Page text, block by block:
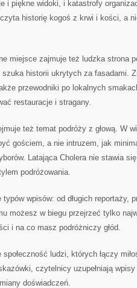
i piękne widoki, i katastrofy
historię kogoś z krwi i kości, a
miejsce zajmuje też ludzka strona
historii ukrytych za fasadami.
przewodniki po lokalnych
restauracje i stragany.
też temat podróży z głową. W
gościem, a nie intruzem, jak
Latająca Cholera nie stawia
podróżowania.
wpisów: od długich reportaży,
możesz w biegu przejrzeć tylko
i na co masz podróżniczy głód.
ludzi, których łączy
czytelnicy uzupełniają
doświadczeń.